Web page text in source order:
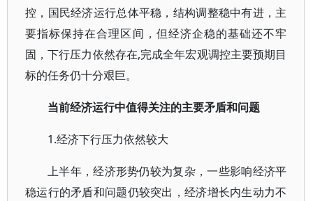
控，国民经济运行总体平稳，结构调整稳中有进，主
要指标保持在合理区间，但经济企稳的基础还不牢
固，下行压力依然存在,完成全年宏观调控主要预期目
标的任务仍十分艰巨。
当前经济运行中值得关注的主要矛盾和问题
1.经济下行压力依然较大
上半年，经济形势仍较为复杂，一些影响经济平
稳运行的矛盾和问题仍较突出，经济增长内生动力不